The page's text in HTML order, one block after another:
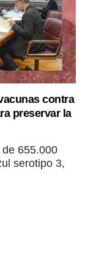
contra
preservar la
655.000
serotipo 3,